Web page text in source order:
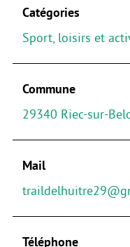
Catégories
Sport, loisirs et
Commune
29340 Riec-sur-
Mail
Téléphone